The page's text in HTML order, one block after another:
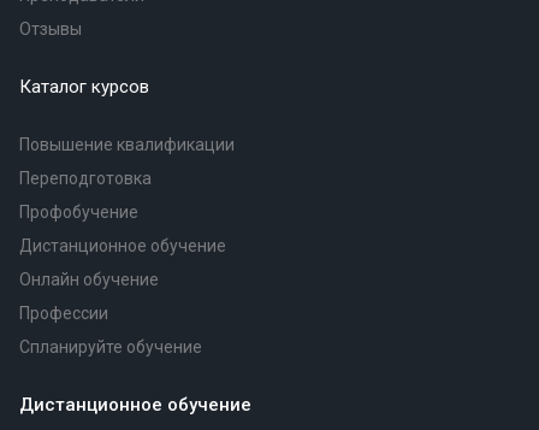
Отзывы
Каталог курсов
Повышение квалификации
Переподготовка
Профобучение
Дистанционное обучение
Онлайн обучение
Профессии
Спланируйте обучение
Дистанционное обучение